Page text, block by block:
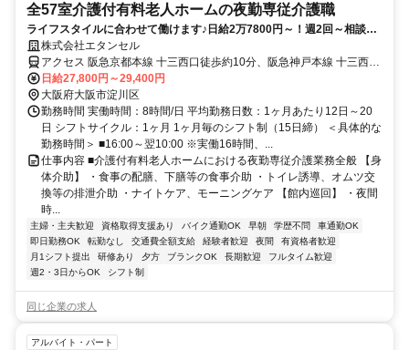
全57室介護付有料老人ホームの夜勤専従介護職
ライフスタイルに合わせて働けます♪日給2万7800円～！週2回～相談
OK◎見守り支援システム導入
株式会社エタンセル
アクセス 阪急京都本線 十三西口徒歩約10分、阪急神戸本線 十三西口
徒歩約10分、阪急宝塚本線 十三西口徒歩約10分 【勤務地最寄駅】阪
急京都本線「十三」駅より徒歩15分
日給27,800円～29,400円
大阪府大阪市淀川区
勤務時間 実働時間：8時間/日 平均勤務日数：1ヶ月あたり12日～20
日 シフトサイクル：1ヶ月 1ヶ月毎のシフト制（15日締） ＜具体的な
勤務時間＞ ■16:00～翌10:00 ※実働16時間、...
仕事内容 ■介護付有料老人ホームにおける夜勤専従介護業務全般 【身
体介助】 ・食事の配膳、下膳等の食事介助 ・トイレ誘導、オムツ交
換等の排泄介助 ・ナイトケア、モーニングケア 【館内巡回】 ・夜間
時...
主婦・主夫歓迎 資格取得支援あり バイク通勤OK 早朝 学歴不問
車通勤OK
即日勤務OK
転勤なし 交通費全額支給 経験者歓迎 夜間
有資格者歓迎
月1シフト提出
研修あり 夕方 ブランクOK 長期歓迎
フルタイム歓迎
週2・3日からOK
シフト制
同じ企業の求人
アルバイト・パート